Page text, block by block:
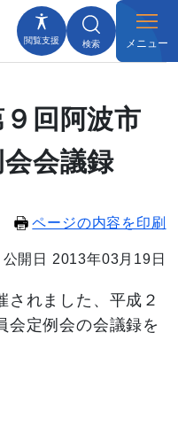
閲覧支援 検索 メニュー
回阿波市
会議録
ページの内容を印刷
公開日 2013年03月19日
されました、平成２
会定例会の会議録を